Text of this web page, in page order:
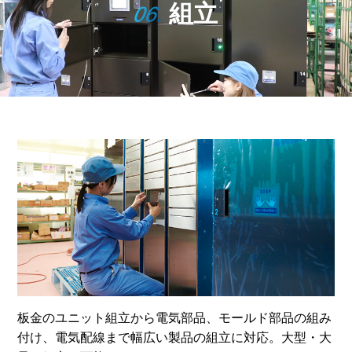
組立
板金のユニット組立から電気部品、モールド部品の組み
付け、電気配線まで幅広い製品の組立に対応。大型・大